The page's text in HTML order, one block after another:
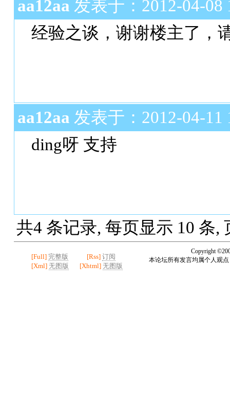
aa12aa 发表于：2012-04-08
经验之谈，谢谢楼主了，
aa12aa 发表于：2012-04-11
ding呀 支持
共4 条记录, 每页显示 10 条,
Copyright
本论坛所有发言均属个人观
[Full] 完整版 [Rss] 订阅
[Xml] 无图版 [Xhtml] 无图版